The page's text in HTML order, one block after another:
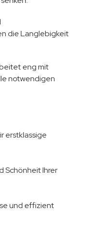
die Langlebigkeit
eng mit
notwendigen
erstklassige
Schönheit Ihrer
und effizient